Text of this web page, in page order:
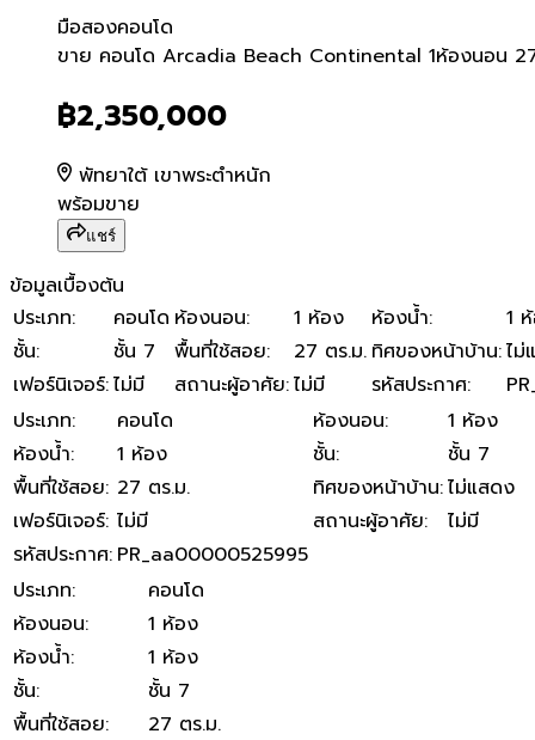
มือสองคอนโด
ขาย คอนโด Arcadia
ขาย คอนโด Arcadia Beach Continental 1ห้องนอน
฿2,350,000
พัทยาใต้ เขาพระตำหนัก
พร้อมขาย
แชร์
ข้อมูลเบื้องต้น
ประเภท: คอนโด ห้องนอน: 1 ห้อง ห้องน้ำ:
1
ชั้น: ชั้น 7 พื้นที่ใช้สอย: 27 ตร.ม. ทิศของหน้าบ้าน:ไม่
เฟอร์นิเจอร์:ไม่มี สถานะผู้อาศัย:ไม่มี รหัสประกาศ:
ประเภท: คอนโด ห้องนอน:
1 ห้อง
ห้องน้ำ: 1 ห้อง ชั้น:
ชั้น 7
พื้นที่ใช้สอย: 27 ตร.ม. ทิศของหน้าบ้าน:ไม่แสดง
เฟอร์นิเจอร์: ไม่มี สถานะผู้อาศัย:
ไม่มี
รหัสประกาศ: PR_aa00000525995
ประเภท:
คอนโด
ห้องนอน:
1 ห้อง
ห้องน้ำ:
1 ห้อง
ชั้น:
ชั้น 7
พื้นที่ใช้สอย:
27 ตร.ม.